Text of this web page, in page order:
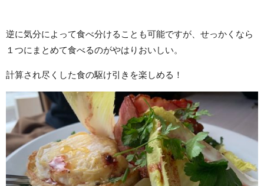
逆に気分によって食べ分けることも可能ですが、せっかくなら
１つにまとめて食べるのがやはりおいしい。
計算され尽くした食の駆け引きを楽しめる！